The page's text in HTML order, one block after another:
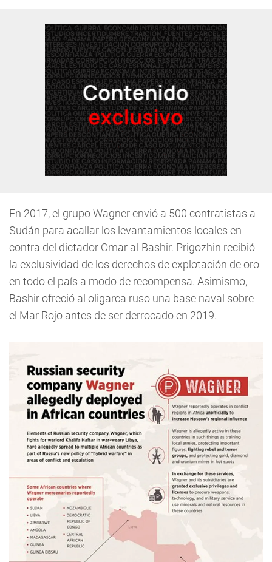
En 2017, el grupo Wagner envió a 500 contratistas a
Sudán para acallar los levantamientos locales en
contra del dictador Omar al-Bashir. Prigozhin recibió
la exclusividad de los derechos de explotación de oro
en todo el país a modo de recompensa. Asimismo,
Bashir ofreció al oligarca ruso una base naval sobre
el Mar Rojo antes de ser derrocado en 2019.